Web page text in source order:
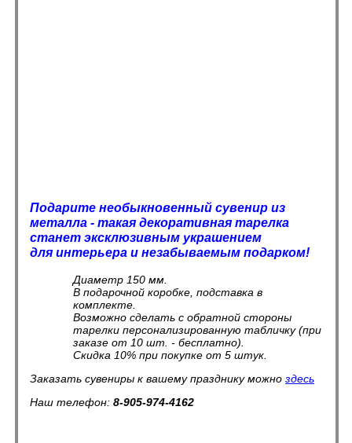
Подарите необыкновенный сувенир из
металла - такая декоративная тарелка
станет эксклюзивным украшением
для интерьера и незабываемым подарком!
Диаметр 150 мм.
В подарочной коробке, подставка в
комплекте.
Возможно сделать с обратной стороны
тарелки персонализированную табличку (при
заказе от 10 шт. - бесплатно).
Скидка 10% при покупке от 5 штук.
Заказать сувениры к вашему празднику можно здесь
Наш телефон: 8-905-974-4162